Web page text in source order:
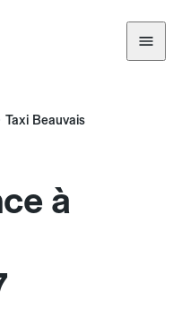
Taxi Beauvais
à